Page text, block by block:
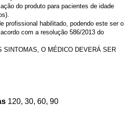
do produto para pacientes de idade
profissional habilitado, podendo este ser o
com a resolução 586/2013 do
SINTOMAS, O MÉDICO DEVERÁ SER
120, 30, 60, 90